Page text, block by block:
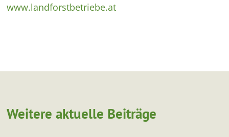
www.landforstbetriebe.at
Weitere aktuelle Beiträge